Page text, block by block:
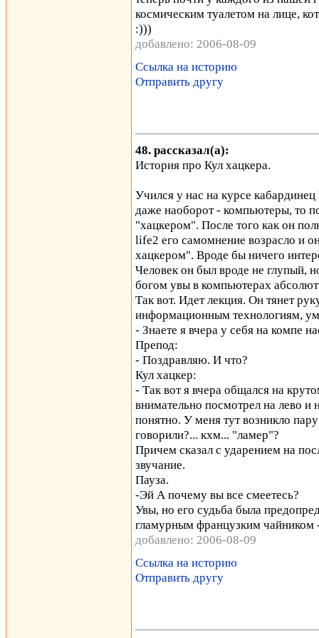
космическим туалетом на лице,
:)))
добавлено: 2006-08-09
Ссылка на историю
Отправить другу
48. рассказал(а):
История про Кул хацкера.
Учился у нас на курсе
даже наоборот - компьютеры, то
"хацкером". После того как он
life2 его самомнение возрасло и
хацкером". Вроде бы ничего
Человек он был вроде не глупый,
богом увы в компьютерах
Так вот. Идет лекция. Он тянет
информационным технологиям,
- Знаете я вчера у себя на компе
Препод:
- Поздравляю. И что?
Кул хацкер:
- Так вот я вчера общался на
внимательно посмотрел на лево
понятно. У меня тут возникло
говорили?... кхм... "ламер"?
Причем сказал с ударением на
звучание.
Пауза.
-Эй А почему вы все смеетесь?
Увы, но его судьба была
гламурным французким
добавлено: 2006-08-09
Ссылка на историю
Отправить другу